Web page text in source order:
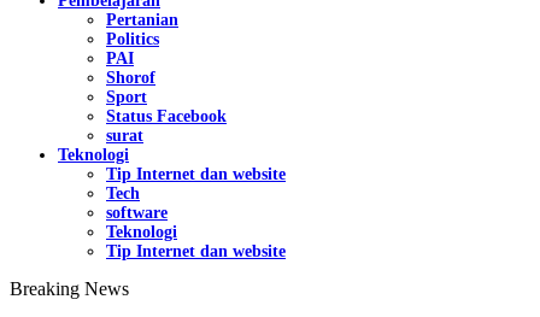
Pertanian
Politics
PAI
Shorof
Sport
Status Facebook
surat
Teknologi
Tip Internet dan website
Tech
software
Teknologi
Tip Internet dan website
Breaking News